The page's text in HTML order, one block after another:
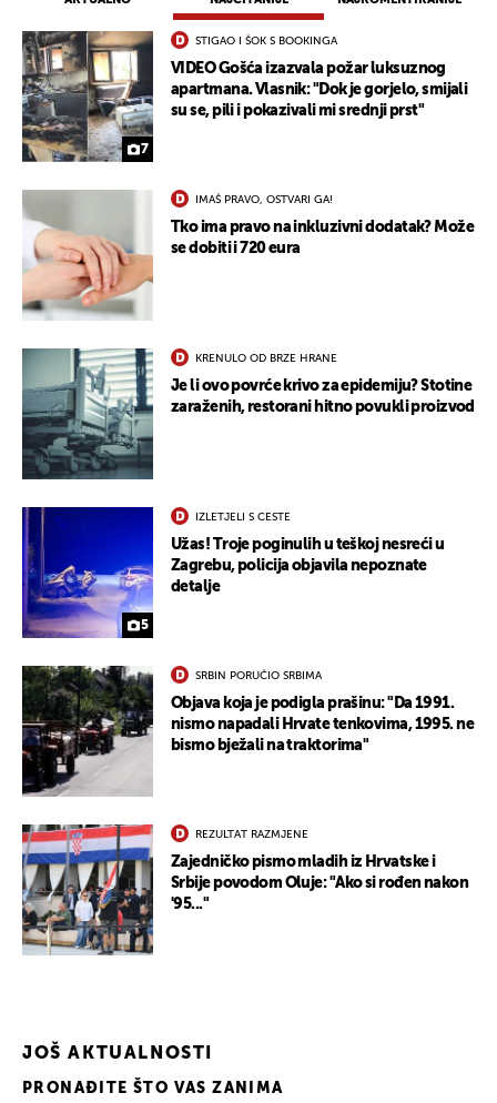
7
STIGAO I ŠOK S BOOKINGA
VIDEO Gošća izazvala požar luksuznog
apartmana. Vlasnik: "Dok je gorjelo, smijali
su se, pili i pokazivali mi srednji prst"
IMAŠ PRAVO, OSTVARI GA!
Tko ima pravo na inkluzivni dodatak? Može
se dobiti i 720 eura
KRENULO OD BRZE HRANE
Je li ovo povrće krivo za epidemiju? Stotine
zaraženih, restorani hitno povukli proizvod
5
IZLETJELI S CESTE
Užas! Troje poginulih u teškoj nesreći u
Zagrebu, policija objavila nepoznate
detalje
SRBIN PORUČIO SRBIMA
Objava koja je podigla prašinu: "Da 1991.
nismo napadali Hrvate tenkovima, 1995. ne
bismo bježali na traktorima"
REZULTAT RAZMJENE
Zajedničko pismo mladih iz Hrvatske i
Srbije povodom Oluje: "Ako si rođen nakon
'95..."
JOŠ AKTUALNOSTI
PRONAĐITE ŠTO VAS ZANIMA